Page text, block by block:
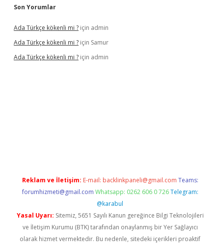
Son Yorumlar
Ada Türkçe kökenli mi ? için admin
Ada Türkçe kökenli mi ? için Samur
Ada Türkçe kökenli mi ? için admin
Reklam ve İletişim: E-mail: backlinkpaneli@gmail.com Teams:
forumhizmeti@gmail.com Whatsapp: 0262 606 0 726 Telegram:
@karabul
Yasal Uyarı: Sitemiz, 5651 Sayılı Kanun gereğince Bilgi Teknolojileri
ve İletişim Kurumu (BTK) tarafından onaylanmış bir Yer Sağlayıcı
olarak hizmet vermektedir. Bu nedenle, sitedeki içerikleri proaktif